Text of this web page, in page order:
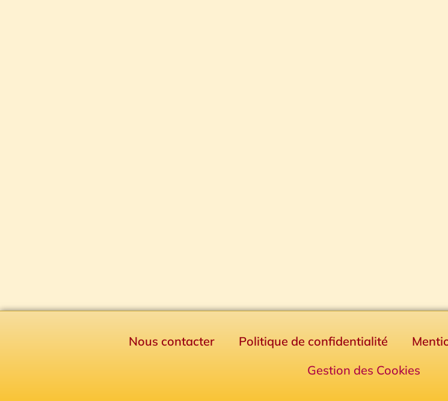
Nous contacter Politique de confidentialité
Gestion des Cookies